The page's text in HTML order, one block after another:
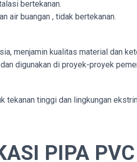
bertekanan.
air buangan , tidak bertekanan.
menjamin kualitas material dan
digunakan di proyek-proyek
tekanan tinggi dan lingkungan
PIPA PVC